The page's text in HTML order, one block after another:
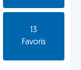
13
Favoris